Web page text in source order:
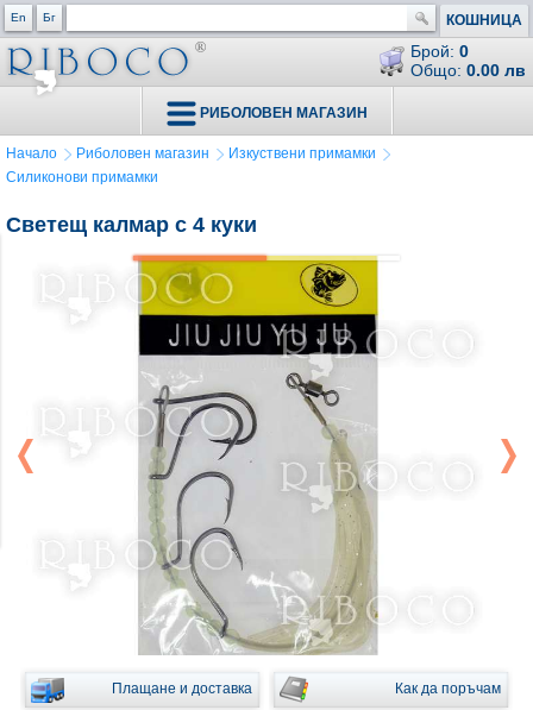
En Бг КОШНИЦА
Брой: 0
Общо: 0.00 лв
РИБОЛОВЕН МАГАЗИН
Начало Риболовен магазин
Изкуствени примамки
Силиконови примамки
Светещ калмар с 4 куки
Плащане и доставка Как да поръчам